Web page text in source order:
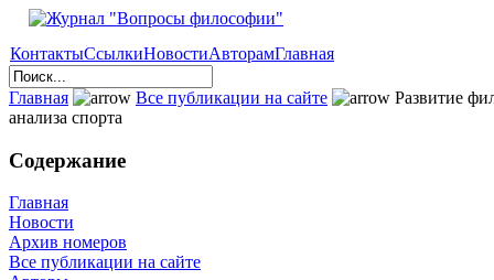
КонтактыСсылкиНовостиАвторамГлавная
Главная Все публикации на сайте
Развитие
анализа спорта
Содержание
Главная
Новости
Архив номеров
Все публикации на сайте